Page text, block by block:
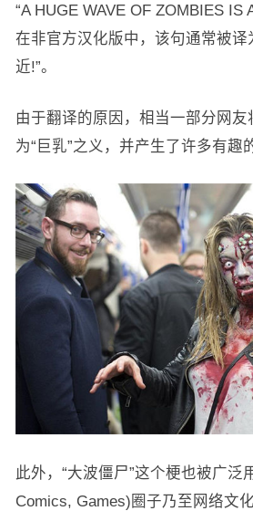
“A HUGE WAVE OF ZOMBIES IS
在非官方汉化版中，该句通常被译
近!”。
由于翻译的原因，相当一部分网友
为“巨乳”之义，并产生了许多有趣
此外，“大波僵尸”这个梗也被广泛
Comics, Games)圈子乃至网络文